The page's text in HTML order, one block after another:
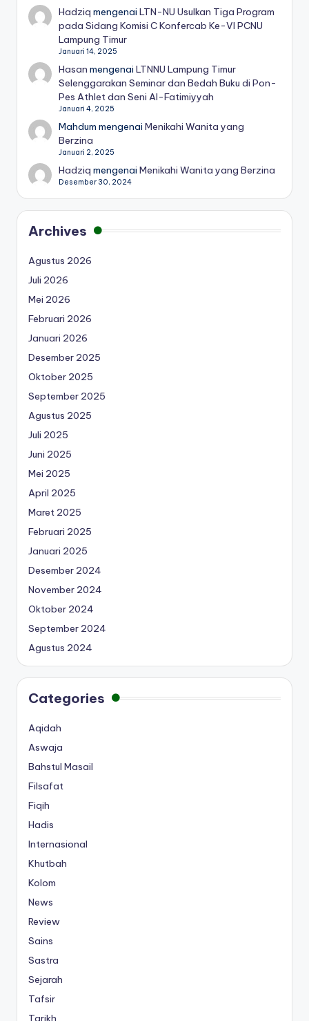
Hadziq mengenaiLTN-NU Usulkan Tiga Program
pada Sidang Komisi C Konfercab Ke-VI PCNU
Lampung Timur
Januari 14, 2025
Hasan mengenaiLTNNU Lampung Timur
Selenggarakan Seminar dan Bedah Buku di Pon-
Pes Athlet dan Seni Al-Fatimiyyah
Januari 4, 2025
Mahdum mengenaiMenikahi Wanita yang
Berzina
Januari 2, 2025
Hadziq mengenaiMenikahi Wanita yang Berzina
Desember 30, 2024
Archives
Agustus 2026
Juli 2026
Mei 2026
Februari 2026
Januari 2026
Desember 2025
Oktober 2025
September 2025
Agustus 2025
Juli 2025
Juni 2025
Mei 2025
April 2025
Maret 2025
Februari 2025
Januari 2025
Desember 2024
November 2024
Oktober 2024
September 2024
Agustus 2024
Categories
Aqidah
Aswaja
Bahstul Masail
Filsafat
Fiqih
Hadis
Internasional
Khutbah
Kolom
News
Review
Sains
Sastra
Sejarah
Tafsir
Tarikh